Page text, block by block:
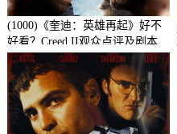
(1000)《奎迪：英雄再起》好不
好看？Creed II观众点评及剧本